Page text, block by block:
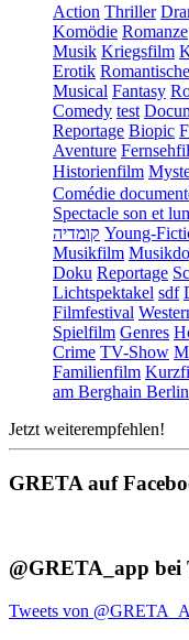
Action Thriller
Komödie Romanze
Musik Kriegsfilm
Erotik
Musical Fantasy
Comedy test
Reportage Biopic
Aventure
Historienfilm
Comédie
Spectacle son et
קומדיה Young-
Musikfilm
Doku Reportage
Lichtspektakel sdf
Filmfestival
Spielfilm Genres
Crime TV-Show
Familienfilm
am Berghain Berlin
Jetzt weiterempfehlen!
GRETA auf
@GRETA_app bei
Tweets von